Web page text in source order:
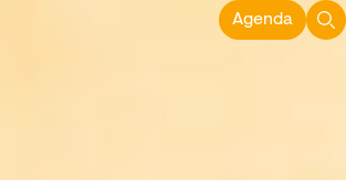
Agenda